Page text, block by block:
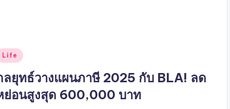
Life
ลยุทธ์วางแผนภาษี 2025 กับ BLA! ลด
ย่อนสูงสุด 600,000 บาท